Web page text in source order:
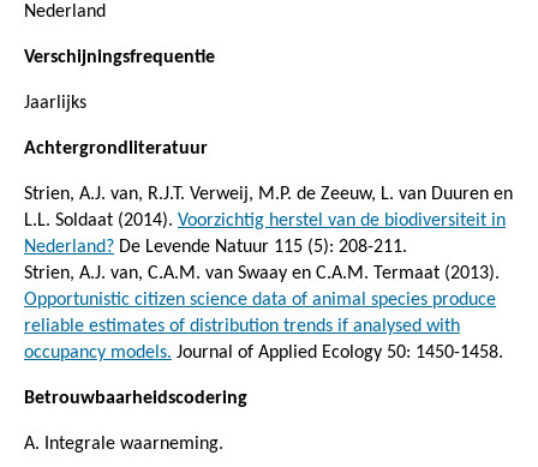
Nederland
Verschijningsfrequentie
Jaarlijks
Achtergrondliteratuur
Strien, A.J. van, R.J.T. Verweij, M.P. de Zeeuw, L. van Duuren en
L.L. Soldaat (2014). Voorzichtig herstel van de biodiversiteit in
Nederland? De Levende Natuur 115 (5): 208-211.
Strien, A.J. van, C.A.M. van Swaay en C.A.M. Termaat (2013).
Opportunistic citizen science data of animal species produce
reliable estimates of distribution trends if analysed with
occupancy models. Journal of Applied Ecology 50: 1450-1458.
Betrouwbaarheidscodering
A. Integrale waarneming.